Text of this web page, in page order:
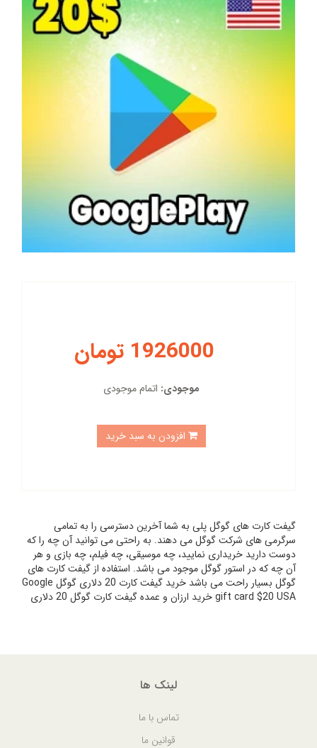
1926000 تومان
موجودی: اتمام موجودی
افزودن به سبد خرید
گیفت کارت های گوگل پلی به شما آخرین دسترسی را به تمامی
سرگرمی های شرکت گوگل می دهند. به راحتی می توانید آن چه را که
دوست دارید خریداری نمایید، چه موسیقی، چه فیلم، چه بازی و هر
آن چه که در استور گوگل موجود می باشد. استفاده از گیفت کارت های
گوگل بسیار راحت می باشد خرید گیفت کارت 20 دلاری گوگل Google
gift card $20 USA خرید ارزان و عمده گیفت کارت گوگل 20 دلاری
لینک ها
تماس با ما
قوانین ما